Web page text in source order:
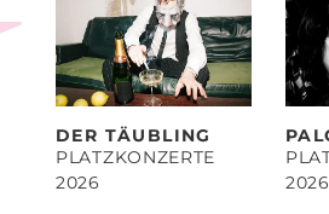
DER TÄUBLING
PLATZKONZERTE
2026
2026